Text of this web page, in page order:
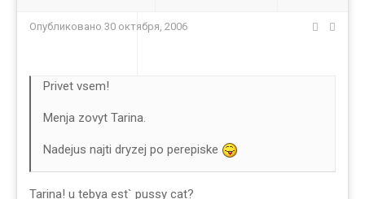
Опубликовано 30 октября, 2006
Privet vsem!
Menja zovyt Tarina.
Nadejus najti dryzej po perepiske
Tarina! u tebya est` pussy cat?